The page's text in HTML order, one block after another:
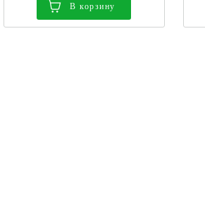
В корзину